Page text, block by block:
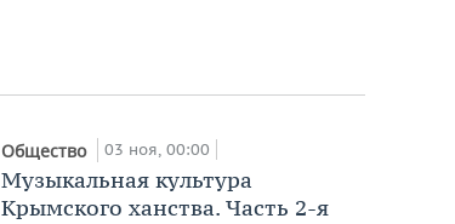
Общество 03 ноя, 00:00
Музыкальная культура
Крымского ханства. Часть 2-я